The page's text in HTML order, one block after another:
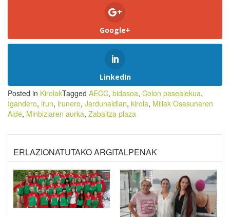
Google+
LinkedIn
Posted in KirolakTagged AECC, bidasoa, Colon pasealekua,
Igandero, irun, irunero, Jardunaldian, kirola, Miliak Osasunaren
Alde, Minbiziaren aurka, Zabaltza plaza
ERLAZIONATUTAKO ARGITALPENAK